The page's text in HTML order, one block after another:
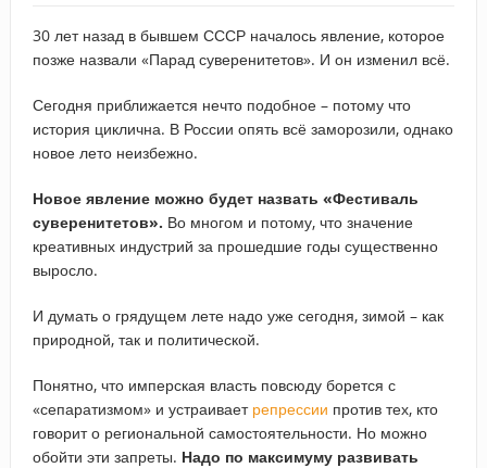
30 лет назад в бывшем СССР началось явление, которое
позже назвали «Парад суверенитетов». И он изменил всё.
Сегодня приближается нечто подобное – потому что
история циклична. В России опять всё заморозили, однако
новое лето неизбежно.
Новое явление можно будет назвать «Фестиваль
суверенитетов». Во многом и потому, что значение
креативных индустрий за прошедшие годы существенно
выросло.
И думать о грядущем лете надо уже сегодня, зимой – как
природной, так и политической.
Понятно, что имперская власть повсюду борется с
«сепаратизмом» и устраивает репрессии против тех, кто
говорит о региональной самостоятельности. Но можно
обойти эти запреты. Надо по максимуму развивать